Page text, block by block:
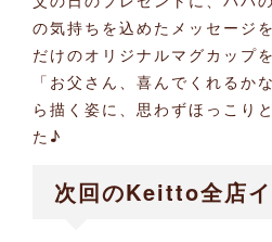
の気持ちを込めたメッセージ
だけのオリジナルマグカップ
「お父さん、喜んでくれるか
ら描く姿に、思わずほっこり
た♪
次回のKeitto全店イ